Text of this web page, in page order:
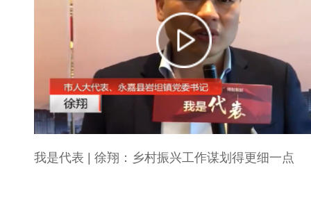
我是代表 | 徐翔：乡村振兴工作谋划得更细一点